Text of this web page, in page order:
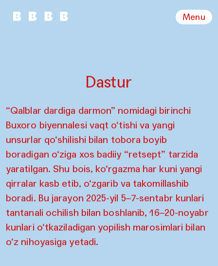
Menu
Dastur
“Qalblar dardiga darmon” nomidagi birinchi
Buxoro biyennalesi vaqt o‘tishi va yangi
unsurlar qo‘shilishi bilan tobora boyib
boradigan o‘ziga xos badiiy “retsept” tarzida
yaratilgan. Shu bois, ko‘rgazma har kuni yangi
qirralar kasb etib, o‘zgarib va takomillashib
boradi. Bu jarayon 2025-yil 5–7-sentabr kunlari
tantanali ochilish bilan boshlanib, 16–20-noyabr
kunlari o‘tkaziladigan yopilish marosimlari bilan
o‘z nihoyasiga yetadi.